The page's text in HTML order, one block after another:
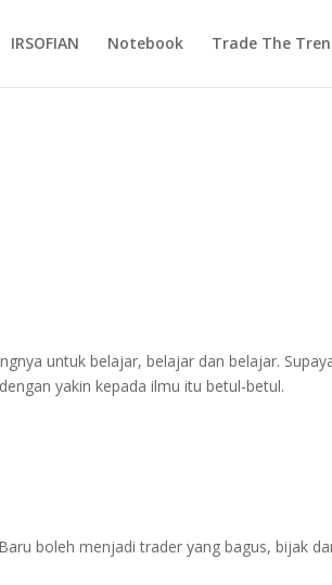
IRSOFIAN Notebook Trade The
untuk belajar, belajar dan belajar.
yakin kepada ilmu itu betul-betul.
boleh menjadi trader yang bagus, bijak